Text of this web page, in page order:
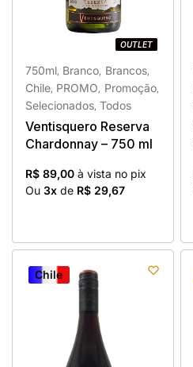
OUTLET
OUTLET
750ml, Branco, Brancos,
Chile, PROMO, Promoção,
Selecionados, Todos
Ventisquero Reserva
Chardonnay – 750 ml
R$ 89,00 à vista no pix
Ou 3x de R$ 29,67
Chile
Chile